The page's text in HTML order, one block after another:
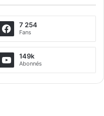
7 254
Fans
149k
Abonnés